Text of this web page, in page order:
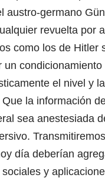
austro-germano
revuelta por
como los de Hitler
un
el nivel y
la información
sea anestesiada
día deberían
y